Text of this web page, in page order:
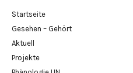
Startseite
Gesehen – Gehört
Aktuell
Projekte